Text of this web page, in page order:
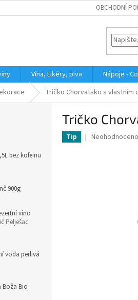
OBCHODNÍ
Vína, Likéry, piva Nápoje -
Tričko Chorvatsko s vlastním
bez kofeinu
900g
víno
Pelješac
voda perlivá
Boža Bio
Tričko
Tip
Průměrné
Neohodnoceno